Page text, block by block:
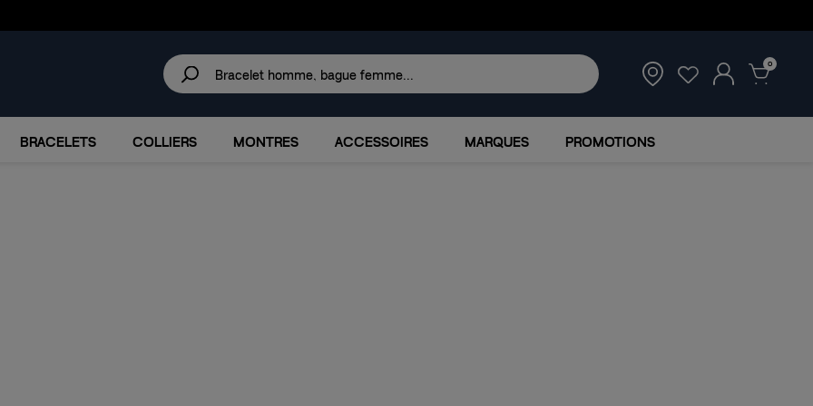
PROMOTIONS
0
BRACELETS COLLIERS MONTRES ACCESSOIRES MARQUES PROMOTIONS